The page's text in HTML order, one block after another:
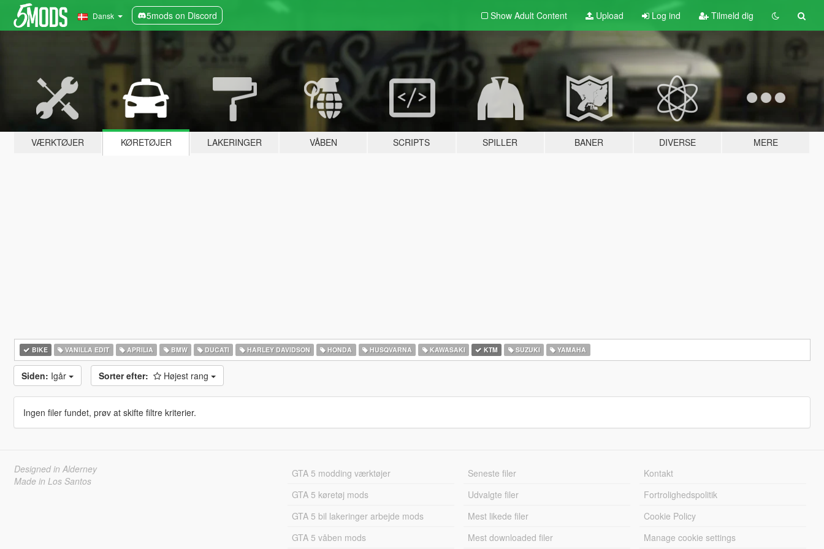
Dansk 5mods on Discord Show Adult Content Upload Log ind Tilmeld dig
VÆRKTØJER KØRETØJER LAKERINGER VÅBEN SCRIPTS SPILLER BANER DIVERSE MERE
BIKE VANILLA EDIT APRILIA BMW DUCATI HARLEY DAVIDSON HONDA HUSQVARNA KAWASAKI KTM SUZUKI YAMAHA
Siden: Igår Sorter efter: Højest rang
Ingen filer fundet, prøv at skifte filtre kriterier.
Designed in Alderney
Made in Los Santos
GTA 5 modding værktøjer
GTA 5 køretøj mods
GTA 5 bil lakeringer arbejde mods
GTA 5 våben mods
Seneste filer
Udvalgte filer
Mest likede filer
Mest downloaded filer
Kontakt
Fortrolighedspolitik
Cookie Policy
Manage cookie settings